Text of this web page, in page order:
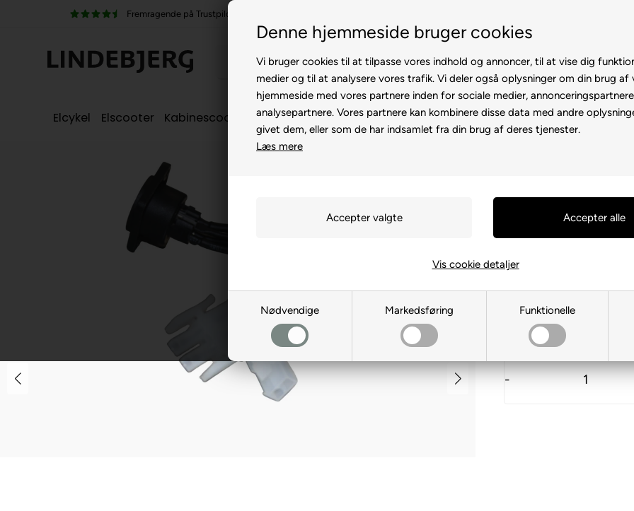
Denne hjemmeside bruger cookies
Vi bruger cookies til at tilpasse vores indhold og annoncer, til at vise dig
medier og til at analysere vores trafik. Vi deler også oplysninger om din brug af
hjemmeside med vores partnere inden for sociale medier,
analysepartnere. Vores partnere kan kombinere disse data med andre
givet dem, eller som de har indsamlet fra din brug af deres tjenester.
Læs mere
Nødvendige Markedsføring Funktionelle
Vis cookie detaljer
Fremragende på Trustpilot
Elcykel Elscooter Kabinescooter Seniorcykel Rollator Brugte Otiumstole El-kørestol
Ladestik,
112665
299,00
På lager til levering
-